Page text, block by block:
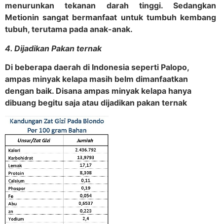
menurunkan tekanan darah tinggi. Sedangkan
Metionin sangat bermanfaat untuk tumbuh kembang
tubuh, terutama pada anak-anak.
4. Dijadikan Pakan ternak
Di beberapa daerah di Indonesia seperti Palopo,
ampas minyak kelapa masih belm dimanfaatkan
dengan baik. Disana ampas minyak kelapa hanya
dibuang begitu saja atau dijadikan pakan ternak